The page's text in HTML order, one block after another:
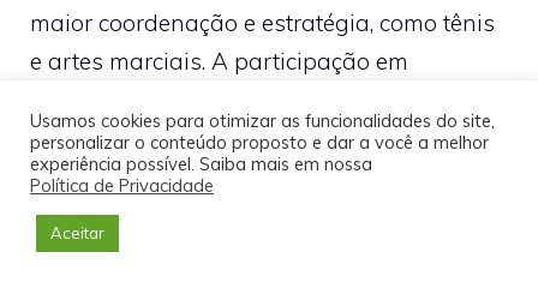
maior coordenação e estratégia, como tênis
e artes marciais. A participação em
nesta fase pode ajudar as crianças a
descobrir seus interesses e talentos.
Usamos cookies para otimizar as funcionalidades do site,
personalizar o conteúdo proposto e dar a você a melhor
experiência possível. Saiba mais em nossa
Política de Privacidade
Aceitar